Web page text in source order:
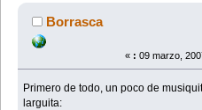
Borrasca
« : 09 marzo,
Primero de todo, un poco de
larguita: